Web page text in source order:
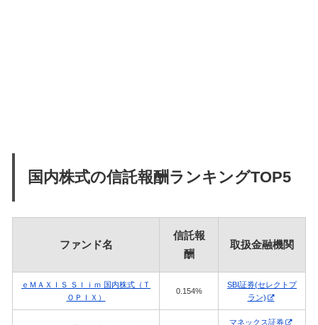
国内株式の信託報酬ランキングTOP5
ファンド名
信託報
酬
取扱金融機関
ｅＭＡＸＩＳ Ｓｌｉｍ 国内株式（Ｔ
ＯＰＩＸ）
0.154%
SBI証券(セレクトプ
ラン)
マネックス証券